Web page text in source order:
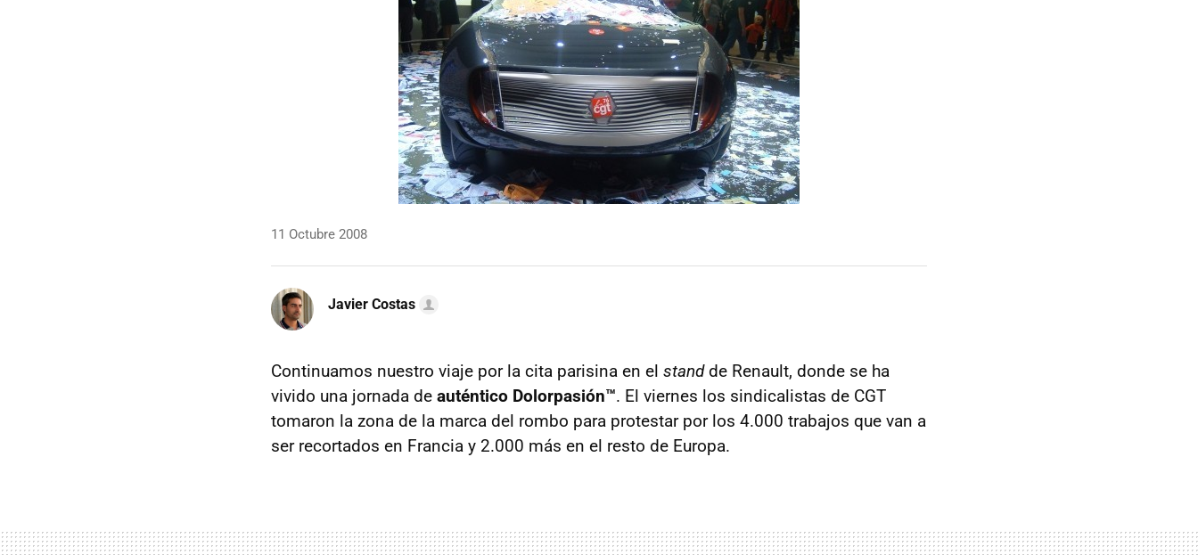
11 Octubre 2008
Javier Costas
Continuamos nuestro viaje por la cita parisina en el standde Renault, donde se ha
vivido una jornada de auténtico Dolorpasión™. El viernes los sindicalistas de CGT
tomaron la zona de la marca del rombo para protestar por los 4.000 trabajos que van a
ser recortados en Francia y 2.000 más en el resto de Europa.